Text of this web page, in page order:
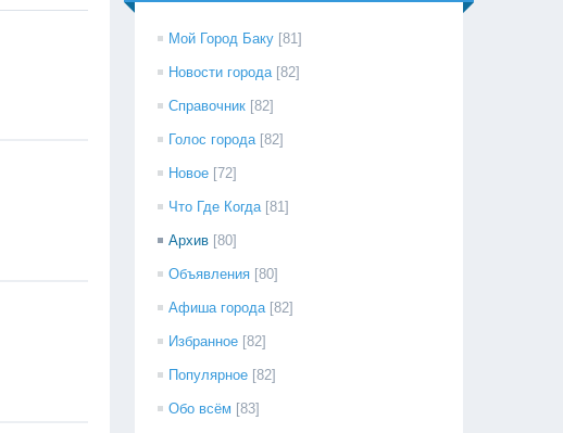
Мой Город Баку [81]
Новости города [82]
Справочник [82]
Голос города [82]
Новое [72]
Что Где Когда [81]
Архив [80]
Объявления [80]
Афиша города [82]
Избранное [82]
Популярное [82]
Обо всём [83]